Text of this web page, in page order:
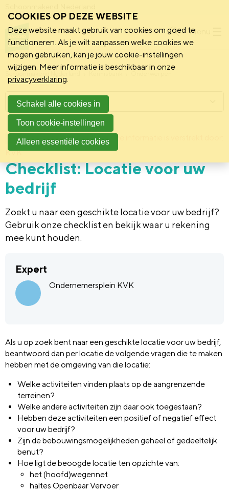
Menu
Schoonmakend Nederland
Achtergrond 7 februari 2017 Deze informatie is verstrekt door:
KVK
Checklist: Locatie voor uw
bedrijf
Zoekt u naar een geschikte locatie voor uw bedrijf?
Gebruik onze checklist en bekijk waar u rekening
mee kunt houden.
Expert
Ondernemersplein KVK
Als u op zoek bent naar een geschikte locatie voor uw bedrijf,
beantwoord dan per locatie de volgende vragen die te maken
hebben met de omgeving van die locatie:
Welke activiteiten vinden plaats op de aangrenzende
terreinen?
Welke andere activiteiten zijn daar ook toegestaan?
Hebben deze activiteiten een positief of negatief effect
voor uw bedrijf?
Zijn de bebouwingsmogelijkheden geheel of gedeeltelijk
benut?
Hoe ligt de beoogde locatie ten opzichte van:
het (hoofd)wegennet
haltes Openbaar Vervoer
Menu
COOKIES OP DEZE WEBSITE
Deze website maakt gebruik van cookies om goed te
functioneren. Als je wilt aanpassen welke cookies we
mogen gebruiken, kan je jouw cookie-instellingen
wijzigen. Meer informatie is beschikbaar in onze
privacyverklaring.
Schakel alle cookies in
Toon cookie-instellingen
Alleen essentiële cookies